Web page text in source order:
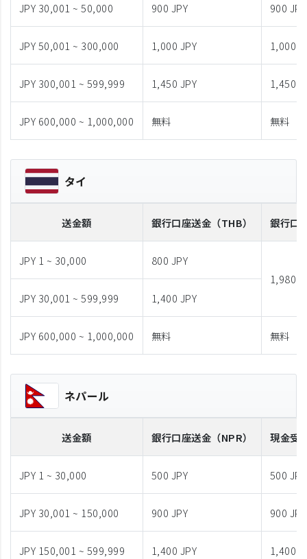
JPY 30,001 ~ 50,000 900 JPY 900 JPY
JPY 50,001 ~ 300,000 1,000 JPY 1,000
JPY 300,001 ~ 599,999 1,450 JPY 1,450
JPY 600,000 ~ 1,000,000 無料 無料
タイ
送金額 銀行口座送金 （THB） 銀行口
JPY 1 ~ 30,000
800 JPY
1,980
JPY 30,001 ~ 599,999
1,400 JPY
JPY 600,000 ~ 1,000,000 無料 無料
ネパール
送金額 銀行口座送金 （NPR） 現金受
JPY 1 ~ 30,000 500 JPY 500 JPY
JPY 30,001 ~ 150,000 900 JPY 900 JPY
JPY 150,001 ~ 599,999 1,400 JPY 1,400